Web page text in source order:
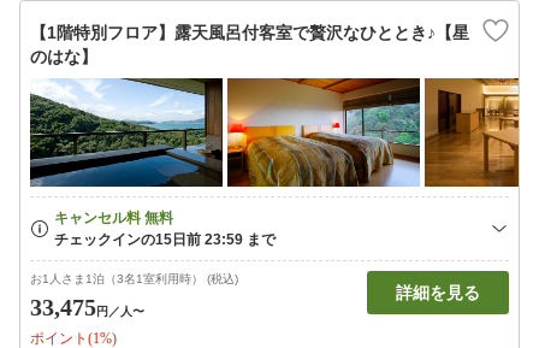
【1階特別フロア】露天風呂付客室で贅沢なひととき♪【星
のはな】
お1人さま1泊（3名1室利用時） (税込)
33,475円 ／人〜
ポイント(1%)
詳細を見る